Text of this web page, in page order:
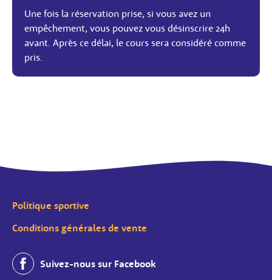
Une fois la réservation prise, si vous avez un
empêchement, vous pouvez vous désinscrire 24h
avant. Après ce délai, le cours sera considéré comme
pris.
Politique sportive
Conditions générales de vente
Suivez-nous sur Facebook